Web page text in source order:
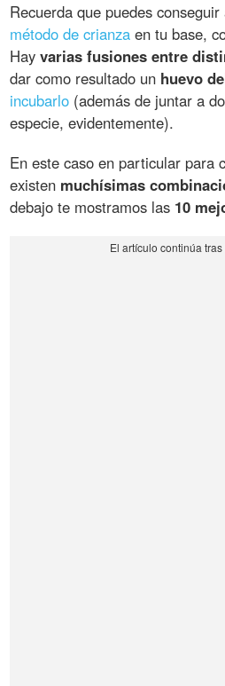
Recuerda que puedes
método de crianza en tu base,
Hayvarias fusiones entre
dar como resultado un huevo
incubarlo (además de juntar a
especie, evidentemente).
En este caso en particular para
existen muchísimas
debajo te mostramos las 10